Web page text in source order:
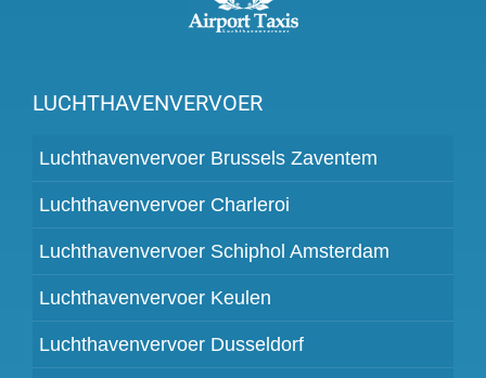
LUCHTHAVENVERVOER
Luchthavenvervoer Brussels Zaventem
Luchthavenvervoer Charleroi
Luchthavenvervoer Schiphol Amsterdam
Luchthavenvervoer Keulen
Luchthavenvervoer Dusseldorf